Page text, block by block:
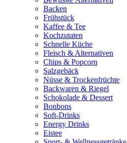
Backen
Frühstück
Kaffee & Tee
Kochzutaten
Schnelle Küche
Fleisch & Alternativen
Chips & Popcorn
Salzgebäck
Nüsse & Trockenfrüchte
Backwaren & Riegel
Schokolade & Dessert
Bonbons
Soft-Drinks
Energy Drinks
Eistee